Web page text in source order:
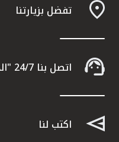
تفضل بزيارتنا
اتصل بنا 24/7 "الخدمة الهاتفية" 1803333
اكتب لنا